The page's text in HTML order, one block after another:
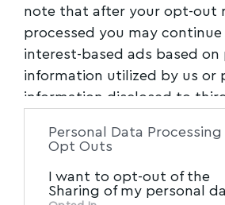
note that after your opt-out
processed you may continue
interest-based ads based on
information utilized by us or
information disclosed to
of the further disclosure of
of downstream participants.
Personal Data Processing
Opt Outs
I want to opt-out of the
Sharing of my personal